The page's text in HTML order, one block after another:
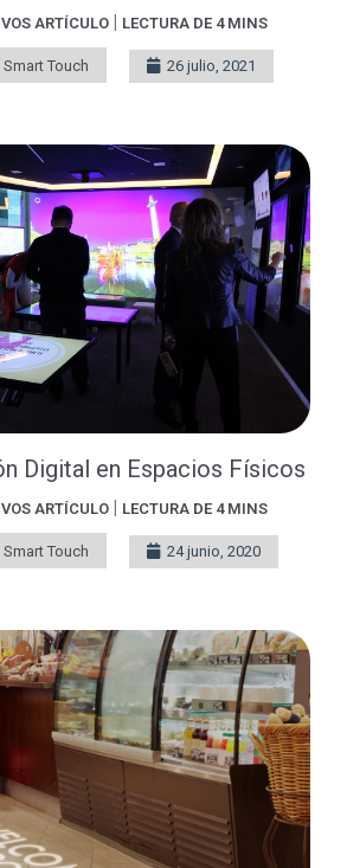
ARTÍCULO | LECTURA DE 4 MINS
Touch 26 julio, 2021
Digital en Espacios Físicos
ARTÍCULO | LECTURA DE 4 MINS
Touch 24 junio, 2020